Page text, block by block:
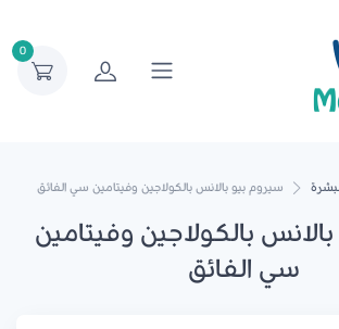
0
سيروم بيو بالانس بالكولاجين وفيتامين سي الفائق
بالكولاجين وفيتامين
سي الفائق